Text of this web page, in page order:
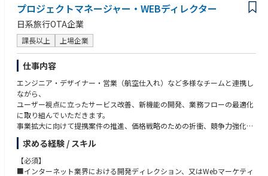
個人投資家、事業会社、金融機関など多様な出資元からの資金調達を継続
しており、創業4年で累計約50億円のエクイティ資金を確保しています。
併せて、同規模以上の再エネ開発用プロジェクトファイナンスを実行した
他、別途1,500億円規模の再エネ投資開発ファンドを組成し運営していま
す。
これらの取り組みを通じて、時価総額は1,200億円と突破し、再エネ業界
屈指の日本初ユニコーン企業として注目を集めています。
今後も積極的な資金調達と事業拡大を進め、NASDAQ上場を視野に入れた
グローバル展開を進めていく予定です。
▼事業の状況
以下のような企業様との提携・協業も進んでいます。
・エンタープライズ企業：JERA、東急不動産、ニトリHD、森ビル、日本
ガイシ、三井住友信託銀行、みずほ銀行、明治安田生命、TOPPANエッ
ジ、他
・地域中核企業：両備HD、第四北越銀行、伊予銀行、三十三銀行、みらい
一つのプロダクトにとどまらず、一元的に業界課題を解決する、スケール
の大きいプロダクト開発にかかわることが可能です。
【具体的な業務内容】
・プロダクトの「あるべき姿」の定義づけおよび推進
・機能開発、機能改善やサービスの計画立案、要件定義、仕様策定
・進行管理やスコープ定義、品質管理などのプロジェクトマネジメント業
務
・ユーザーインタビューやデータ分析などのリサーチ業務
・プロダクト戦略の策定
・社内外のステークホルダーとの調整業務
・その他プロダクトづくりに関係する業務
【開発環境】
フロントエンド：TypeScript, Vue.js, Nuxt.js, Sass
・何かしらのカタチで建設（リフォーム）業界に携わっていた方
【求める人物像】
・プロダクト価値とサービス価値の違いを理解し、両観点で提供価値を検
討していける方
・他業界の文化背景や構造についての調査に前向きであり、そこから得た
課題を企画に落とし込む意欲のある方
・サービスを通じて社会的課題を解決するような仕事がしたい方
プロジェクトマネージャー・WEBディレクター
日系旅行OTA企業
課長以上 上場企業
仕事内容
エンジニア・デザイナー・営業（航空仕入れ）など多様なチームと連携し
ながら、
ユーザー視点に立ったサービス改善、新機能の開発、業務フローの最適化
に取り組んでいただきます。
事業拡大に向けて提携案件の推進、価格戦略のための折衝、競争力強化な
ど、
事業をグロースさせるための推進業務もお任せしていきます。
マーケット環境の掘り下げ、開発のプロダクト方針、サービスのブラッシ
ュアップ、仕入力向上など、
求める経験 / スキル
【必須】
■インターネット業界における開発ディレクション、又はWebマーケティ